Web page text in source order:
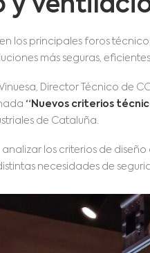
y
los principales foros
más seguras,
Director Técnico de
“Nuevos criterios
de Cataluña.
los criterios de
necesidades de